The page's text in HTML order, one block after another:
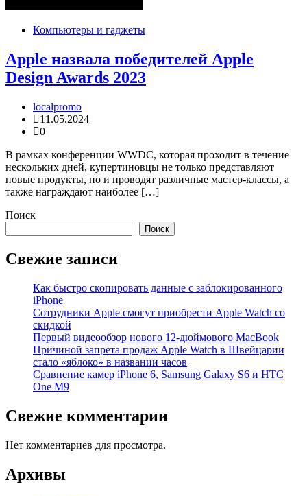
Компьютеры и гаджеты
Apple назвала победителей Apple
Design Awards 2023
localpromo
11.05.2024
0
В рамках конференции WWDC, которая проходит в течение
нескольких дней, купертиновцы не только представляют
новые продукты, но и проводят различные мастер-классы, а
также награждают наиболее […]
Поиск
Поиск
Свежие записи
Как быстро скопировать данные с заблокированного
iPhone
Сотрудники Apple смогут приобрести Apple Watch со
скидкой
Первый видеообзор нового 12-дюймового MacBook
Причиной запрета продаж Apple Watch в Швейцарии
стало «яблоко» в названии часов
Cравнение камер iPhone 6, Samsung Galaxy S6 и HTC
One M9
Свежие комментарии
Нет комментариев для просмотра.
Архивы